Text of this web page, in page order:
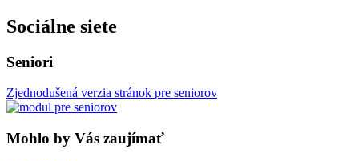
Sociálne siete
Seniori
Zjednodušená verzia stránok pre seniorov
Mohlo by Vás zaujímať